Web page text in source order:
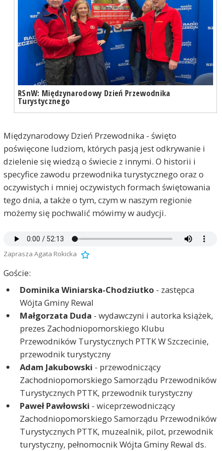
RSnW: Międzynarodowy Dzień Przewodnika
Turystycznego
Międzynarodowy Dzień Przewodnika - święto
poświęcone ludziom, których pasją jest odkrywanie i
dzielenie się wiedzą o świecie z innymi. O historii i
specyfice zawodu przewodnika turystycznego oraz o
oczywistych i mniej oczywistych formach świętowania
tego dnia, a także o tym, czym w naszym regionie
możemy się pochwalić mówimy w audycji.
Zaprasza Agata Rokicka
Goście:
Dominika Winiarska-Chodziutko - zastępca
Wójta Gminy Rewal
Małgorzata Duda - wydawczyni i autorka książek,
prezes Zachodniopomorskiego Klubu
Przewodników Turystycznych PTTK W Szczecinie,
przewodnik turystyczny
Adam Jakubowski - przewodniczący
Zachodniopomorskiego Samorządu Przewodników
Turystycznych PTTK, przewodnik turystyczny
Paweł Pawłowski - wiceprzewodniczący
Zachodniopomorskiego Samorządu Przewodników
Turystycznych PTTK, muzealnik, pilot, przewodnik
turystyczny, pełnomocnik Wójta Gminy Rewal ds.